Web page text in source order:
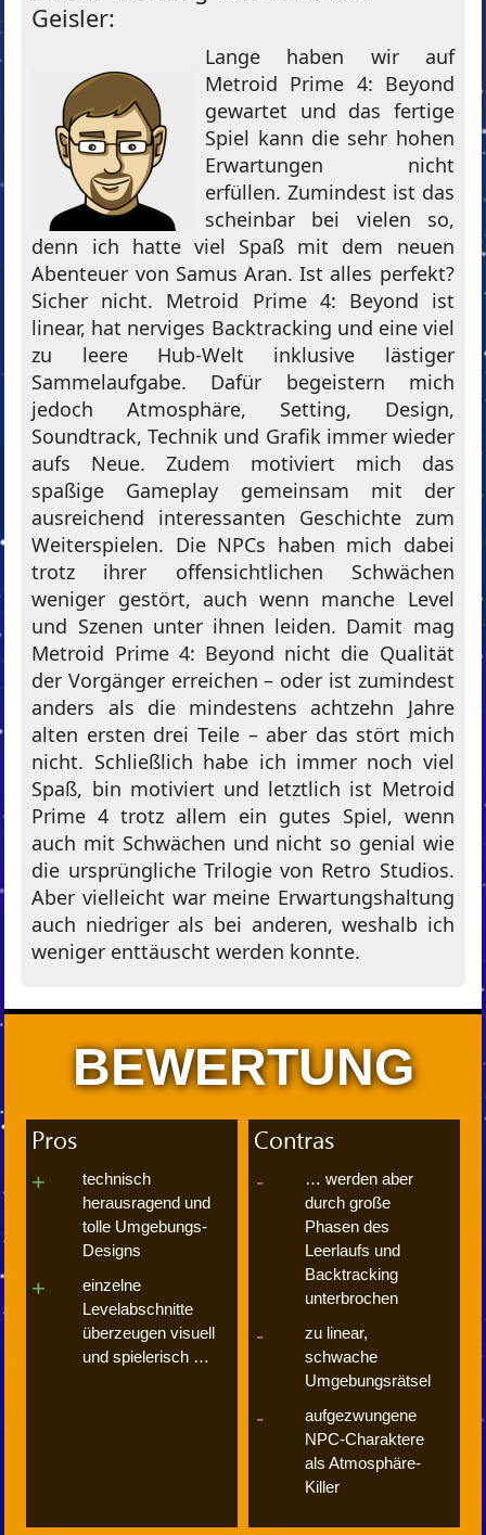
Geisler:
Lange haben wir auf
Metroid Prime 4: Beyond
gewartet und das fertige
Spiel kann die sehr hohen
Erwartungen nicht
erfüllen. Zumindest ist das
scheinbar bei vielen so,
denn ich hatte viel Spaß mit dem neuen
Abenteuer von Samus Aran. Ist alles perfekt?
Sicher nicht. Metroid Prime 4: Beyond ist
linear, hat nerviges Backtracking und eine viel
zu leere Hub-Welt inklusive lästiger
Sammelaufgabe. Dafür begeistern mich
jedoch Atmosphäre, Setting, Design,
Soundtrack, Technik und Grafik immer wieder
aufs Neue. Zudem motiviert mich das
spaßige Gameplay gemeinsam mit der
ausreichend interessanten Geschichte zum
Weiterspielen. Die NPCs haben mich dabei
trotz ihrer offensichtlichen Schwächen
weniger gestört, auch wenn manche Level
und Szenen unter ihnen leiden. Damit mag
Metroid Prime 4: Beyond nicht die Qualität
der Vorgänger erreichen – oder ist zumindest
anders als die mindestens achtzehn Jahre
alten ersten drei Teile – aber das stört mich
nicht. Schließlich habe ich immer noch viel
Spaß, bin motiviert und letztlich ist Metroid
Prime 4 trotz allem ein gutes Spiel, wenn
auch mit Schwächen und nicht so genial wie
die ursprüngliche Trilogie von Retro Studios.
Aber vielleicht war meine Erwartungshaltung
auch niedriger als bei anderen, weshalb ich
weniger enttäuscht werden konnte.
BEWERTUNG
Pros
technisch
herausragend und
tolle Umgebungs-
Designs
einzelne
Levelabschnitte
überzeugen visuell
und spielerisch …
Contras
… werden aber
durch große
Phasen des
Leerlaufs und
Backtracking
unterbrochen
zu linear,
schwache
Umgebungsrätsel
aufgezwungene
NPC-Charaktere
als Atmosphäre-
Killer